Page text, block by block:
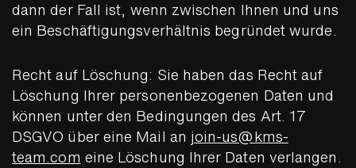
dann der Fall ist, wenn zwischen Ihnen und uns
ein Beschäftigungsverhältnis begründet wurde.
Recht auf Löschung: Sie haben das Recht auf
Löschung Ihrer personenbezogenen Daten und
können unter den Bedingungen des Art. 17
DSGVO über eine Mail an join-us@kms-
team.com eine Löschung Ihrer Daten verlangen.